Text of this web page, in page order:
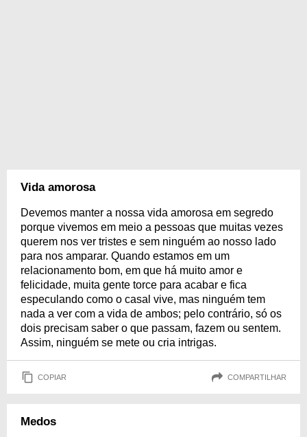
Vida amorosa
Devemos manter a nossa vida amorosa em segredo
porque vivemos em meio a pessoas que muitas vezes
querem nos ver tristes e sem ninguém ao nosso lado
para nos amparar. Quando estamos em um
relacionamento bom, em que há muito amor e
felicidade, muita gente torce para acabar e fica
especulando como o casal vive, mas ninguém tem
nada a ver com a vida de ambos; pelo contrário, só os
dois precisam saber o que passam, fazem ou sentem.
Assim, ninguém se mete ou cria intrigas.
COPIAR COMPARTILHAR
Medos